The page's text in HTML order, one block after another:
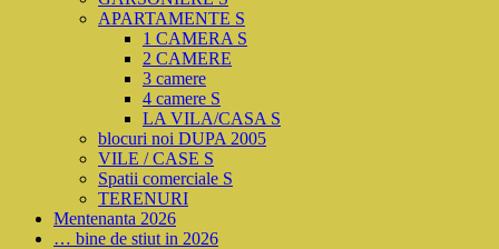
APARTAMENTE S
1 CAMERA S
2 CAMERE
3 camere
4 camere S
LA VILA/CASA S
blocuri noi DUPA 2005
VILE / CASE S
Spatii comerciale S
TERENURI
Mentenanta 2026
… bine de stiut in 2026